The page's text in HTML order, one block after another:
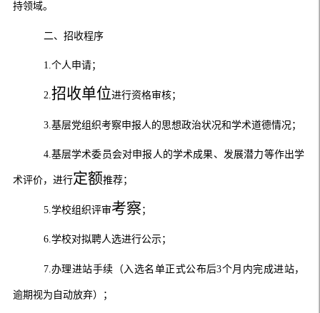
持领域。
二、招收程序
1.个人申请；
2.招收单位进行资格审核；
3. 基层党组织考察申报人的思想政治状况和学术道德情况；
4.基层学术委员会对申报人的学术成果、发展潜力等作出学
术评价，进行定额推荐；
5. 学校组织评审考察 ；
6.学校对拟聘人选进行公示；
7.办理进站手续 （入选名单正式公布后3个月内完成进站，
逾期视为自动放弃） ；